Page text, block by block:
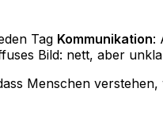
Tag Kommunikation:
Bild: nett, aber
Menschen